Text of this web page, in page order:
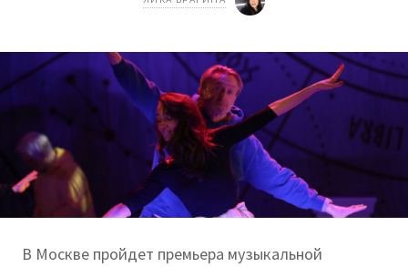
В Москве пройдет премьера музыкальной